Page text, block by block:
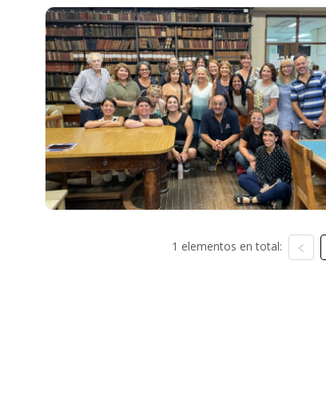
1 elementos en total: